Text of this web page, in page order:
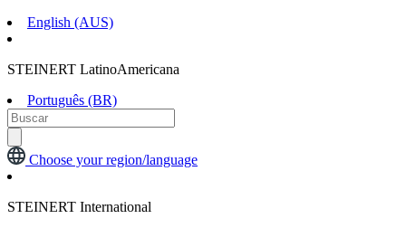
English (AUS)
STEINERT LatinoAmericana
Português (BR)
Choose your region/language
STEINERT International